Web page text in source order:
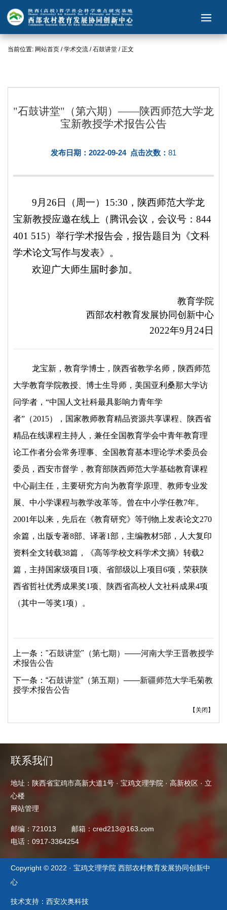
当前位置: 网站首页 /学术交流 /石鼓讲堂 / 正文
"石鼓讲堂"（第六期）——陕西师范大学龙
宝新教授学术报告公告
发布日期：2022-09-24 点击次数： 81
9月26日（周一）15:30，陕西师范大学龙
宝新教授应邀在线上（腾讯会议，会议号：844
401 515）举行学术报告会，报告题目为《文科
学术论文写作与发表》。
欢迎广大师生届时参加。
教育学院
西部农村教育发展协同创新中心
2022年9月24日
龙宝新，教育学博士，陕西省教学名师，陕西师范
大学教育学院教授、博士生导师，美国亚利桑那大学访
问学者，“中国人文社科最具影响力青年学
者”（2015），国家教师教育精品资源共享课程、陕西省
精品在线课程主持人，兼任全国教育学会中青年教育理
论工作者分会常务理事、全国教育基本理论学术委员会
委员，西安市督学，教育部陕西师范大学基础教育课程
中心副主任，主要研究方向为教育学原理、教师专业发
展、中小学课程与教学改革等。曾在中小学任教7年。
2001年以来，先后在《教育研究》等刊物上发表论文270
余篇，出版专著8部、译著1部，主编教材5部，人大复印
资料全文转载38篇，《高等学校文科学术文摘》转载2
篇，主持国家级项目1项、省部级以上项目6项，荣获陕
西省哲社优秀成果奖1项、陕西省高校人文社科成果4项
（其中一等奖1项）。
上一条： "石鼓讲堂"（第七期）——河南大学王晋教授学
术报告公告
下一条： “石鼓讲堂”（第五期）——新疆师范大学毛菊教
授学术报告公告
【 关闭 】
联系我们
地址：陕西省宝鸡市高新大道1号 · 宝鸡文理学院 · 高新校区 · 立
心楼
网站管理
邮编：721013
邮箱：cred213@163.com
电话：0917-3364254
Copyright © 2022 · 宝鸡文理学院 西部农村教育发展协同创新中
心
技术支持：西安次奥科技